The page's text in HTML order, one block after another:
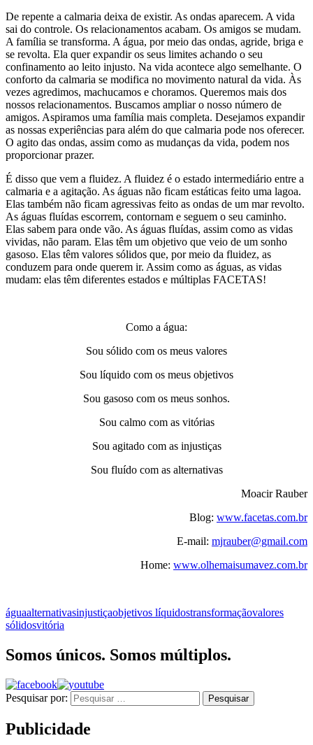
De repente a calmaria deixa de existir. As ondas aparecem. A vida
sai do controle. Os relacionamentos acabam. Os amigos se mudam.
A família se transforma. A água, por meio das ondas, agride, briga e
se revolta. Ela quer expandir os seus limites achando o seu
confinamento ao leito injusto. Na vida acontece algo semelhante. O
conforto da calmaria se modifica no movimento natural da vida. Às
vezes agredimos, machucamos e choramos. Queremos mais dos
nossos relacionamentos. Buscamos ampliar o nosso número de
amigos. Aspiramos uma família mais completa. Desejamos expandir
as nossas experiências para além do que calmaria pode nos oferecer.
O agito das ondas, assim como as mudanças da vida, podem nos
proporcionar prazer.
É disso que vem a fluidez. A fluidez é o estado intermediário entre a
calmaria e a agitação. As águas não ficam estáticas feito uma lagoa.
Elas também não ficam agressivas feito as ondas de um mar revolto.
As águas fluídas escorrem, contornam e seguem o seu caminho.
Elas sabem para onde vão. As águas fluídas, assim como as vidas
vividas, não param. Elas têm um objetivo que veio de um sonho
gasoso. Elas têm valores sólidos que, por meio da fluidez, as
conduzem para onde querem ir. Assim como as águas, as vidas
mudam: elas têm diferentes estados e múltiplas FACETAS!
Como a água:
Sou sólido com os meus valores
Sou líquido com os meus objetivos
Sou gasoso com os meus sonhos.
Sou calmo com as vitórias
Sou agitado com as injustiças
Sou fluído com as alternativas
Moacir Rauber
Blog: www.facetas.com.br
E-mail: mjrauber@gmail.com
Home: www.olhemaisumavez.com.br
águaalternativasinjustiçaobjetivos líquidostransformaçãovalores
sólidosvitória
Somos únicos. Somos múltiplos.
Pesquisar por:
Publicidade